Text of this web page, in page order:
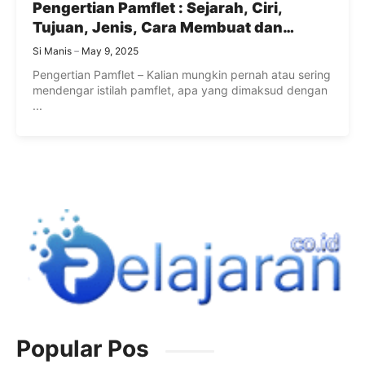
Pengertian Pamflet : Sejarah, Ciri,
Tujuan, Jenis, Cara Membuat dan
Contohnya
Si Manis May 9, 2025
Pengertian Pamflet – Kalian mungkin pernah atau sering
mendengar istilah pamflet, apa yang dimaksud dengan
...
Popular Pos